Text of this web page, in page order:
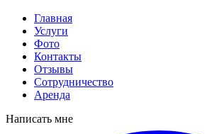
Главная
Услуги
Фото
Контакты
Отзывы
Сотрудничество
Аренда
Написать мне